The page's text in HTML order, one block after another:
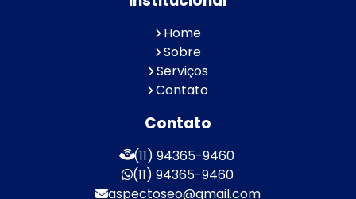
Home
Sobre
Serviços
Contato
Contato
(11) 94365-9460
(11) 94365-9460
aspectoseo@gmail.com